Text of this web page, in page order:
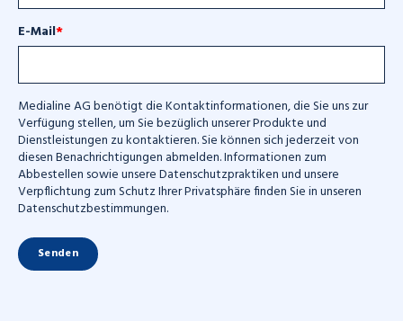
E-Mail*
Medialine AG benötigt die Kontaktinformationen, die Sie uns zur
Verfügung stellen, um Sie bezüglich unserer Produkte und
Dienstleistungen zu kontaktieren. Sie können sich jederzeit von
diesen Benachrichtigungen abmelden. Informationen zum
Abbestellen sowie unsere Datenschutzpraktiken und unsere
Verpflichtung zum Schutz Ihrer Privatsphäre finden Sie in unseren
Datenschutzbestimmungen.